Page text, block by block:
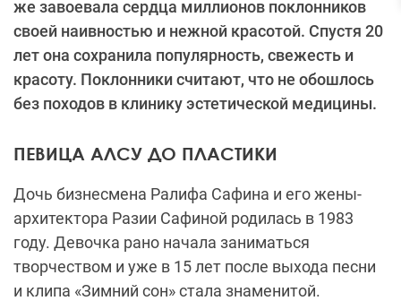
же завоевала сердца миллионов поклонников
своей наивностью и нежной красотой. Спустя 20
лет она сохранила популярность, свежесть и
красоту. Поклонники считают, что не обошлось
без походов в клинику эстетической медицины.
ПЕВИЦА АЛСУ ДО ПЛАСТИКИ
Дочь бизнесмена Ралифа Сафина и его жены-
архитектора Разии Сафиной родилась в 1983
году. Девочка рано начала заниматься
творчеством и уже в 15 лет после выхода песни
и клипа «Зимний сон» стала знаменитой.